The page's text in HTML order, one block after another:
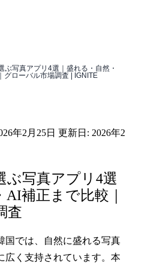
ぶ写真アプリ4選｜盛れる・自然・
グローバル市場調査 | IGNITE
年2月25日 更新日: 2026年2
ぶ写真アプリ4選
AI補正まで比較｜
査
国では、自然に盛れる写真
広く支持されています。本